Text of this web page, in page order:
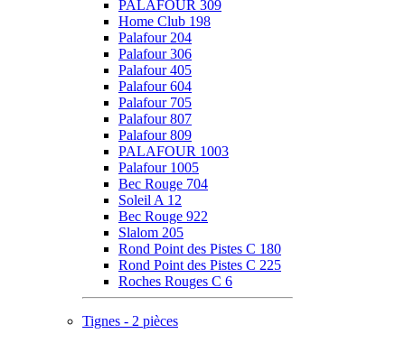
PALAFOUR 309
Home Club 198
Palafour 204
Palafour 306
Palafour 405
Palafour 604
Palafour 705
Palafour 807
Palafour 809
PALAFOUR 1003
Palafour 1005
Bec Rouge 704
Soleil A 12
Bec Rouge 922
Slalom 205
Rond Point des Pistes C 180
Rond Point des Pistes C 225
Roches Rouges C 6
Tignes - 2 pièces